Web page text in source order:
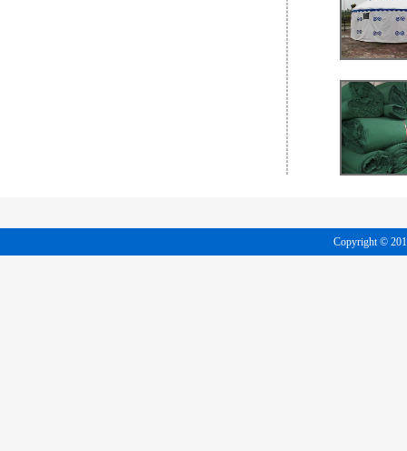
Copyright ©